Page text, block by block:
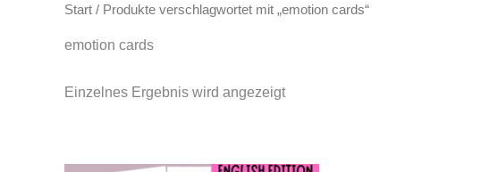
Start / Produkte verschlagwortet mit „emotion cards“
emotion cards
Einzelnes Ergebnis wird angezeigt